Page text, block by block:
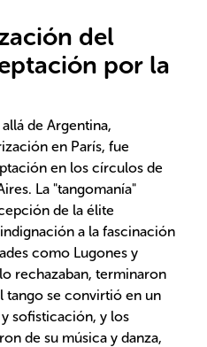
del
por la
de Argentina,
en París, fue
en los círculos de
La "tangomanía"
de la élite
a la fascinación
como Lugones y
rechazaban, terminaron
tango se convirtió en un
sofisticación, y los
de su música y danza,